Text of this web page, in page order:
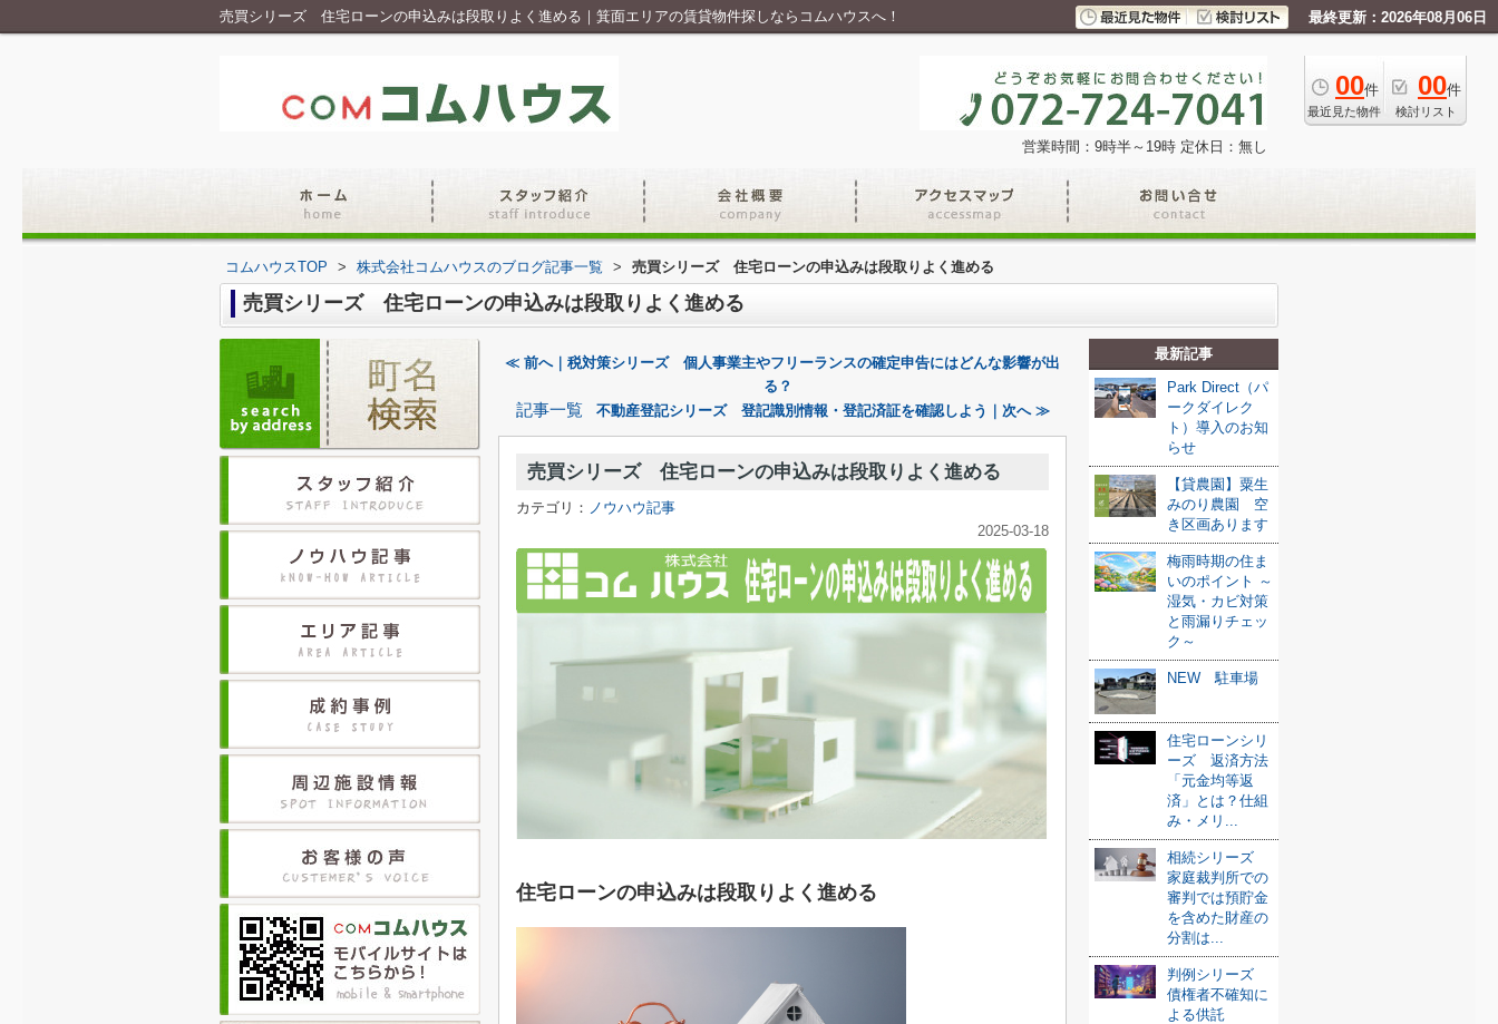
売買シリーズ 住宅ローンの申込みは段取りよく進める｜箕面エリアの賃貸物件探しならコムハウスへ！ 最終更新：2026年08月06日
00件
最近見た物件
00件
検討リスト
営業時間：9時半～19時 定休日：無し
コムハウスTOP > 株式会社コムハウスのブログ記事一覧 > 売買シリーズ 住宅ローンの申込みは段取りよく進める
売買シリーズ 住宅ローンの申込みは段取りよく進める
≪ 前へ｜税対策シリーズ 個人事業主やフリーランスの確定申告にはどんな影響が出
る？
記事一覧 不動産登記シリーズ 登記識別情報・登記済証を確認しよう｜次へ ≫
売買シリーズ 住宅ローンの申込みは段取りよく進める
カテゴリ： ノウハウ記事
2025-03-18
住宅ローンの申込みは段取りよく進める
最新記事
Park Direct（パ
ークダイレク
ト）導入のお知
らせ
【貸農園】粟生
みのり農園 空
き区画あります
梅雨時期の住ま
いのポイント ～
湿気・カビ対策
と雨漏りチェッ
ク～
NEW 駐車場
住宅ローンシリ
ーズ 返済方法
「元金均等返
済」とは？仕組
み・メリ...
相続シリーズ
家庭裁判所での
審判では預貯金
を含めた財産の
分割は...
判例シリーズ
債権者不確知に
よる供託